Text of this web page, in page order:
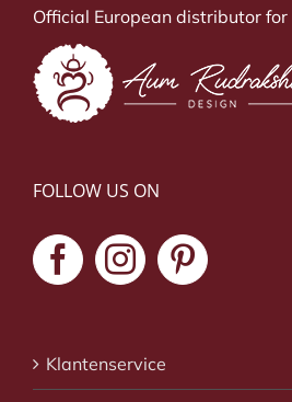
Official European distributor for
FOLLOW US ON
Klantenservice